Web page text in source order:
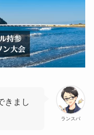
ランスパ
きまし